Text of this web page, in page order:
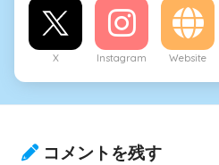
X Instagram Website
コメントを残す